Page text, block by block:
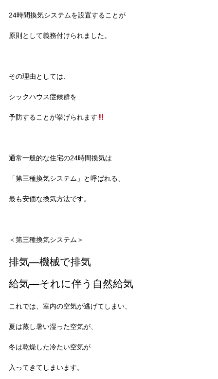
24時間換気システムを設置することが
原則として義務付けられました。
その理由としては、
シックハウス症候群を
予防することが挙げられます
通常一般的な住宅の24時間換気は
「第三種換気システム」と呼ばれる、
最も安価な換気方法です。
＜第三種換気システム＞
排気―機械で排気
給気―それに伴う自然給気
これでは、室内の空気が逃げてしまい、
夏は蒸し暑い湿った空気が、
冬は乾燥した冷たい空気が
入ってきてしまいます。